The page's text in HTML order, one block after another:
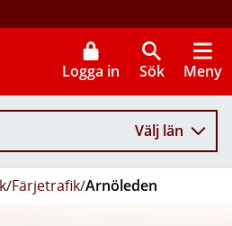
Logga in Sök Meny
Välj län
/Färjetrafik/Arnöleden